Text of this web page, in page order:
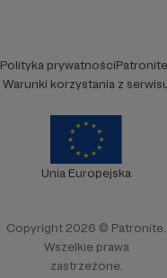
Polityka prywatności
Warunki korzystania z
Unia Europejska
Copyright 2026 © Patronite.
Wszelkie prawa
zastrzeżone.